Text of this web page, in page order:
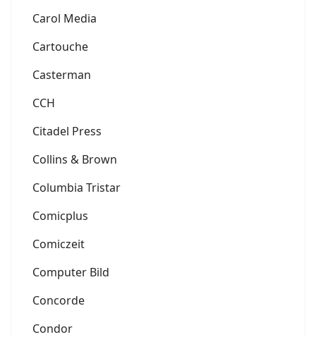
Carol Media
Cartouche
Casterman
CCH
Citadel Press
Collins & Brown
Columbia Tristar
Comicplus
Comiczeit
Computer Bild
Concorde
Condor